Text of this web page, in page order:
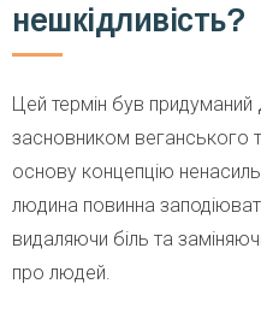
нешкідливість?
Цей термін був
засновником веганського
основу концепцію
людина повинна
видаляючи біль та
про людей.